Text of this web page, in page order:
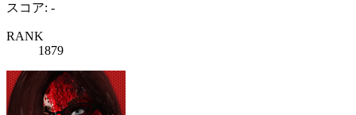
スコア: -
RANK
1879